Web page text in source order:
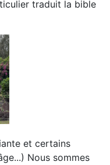
traduit la bible
et certains
Nous sommes